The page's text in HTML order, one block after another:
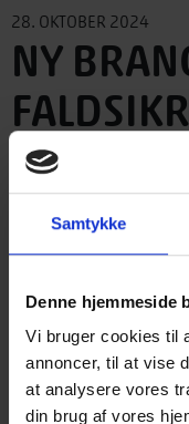
Samtykke
Denne hjemmeside
Vi bruger cookies til
annoncer, til at vise
at analysere vores
din brug af vores
28. OKTOBER 2024
NY
Brancheaftale om
For at højne
Brancheaftalen har
Baggrund
Den hidtidige metode